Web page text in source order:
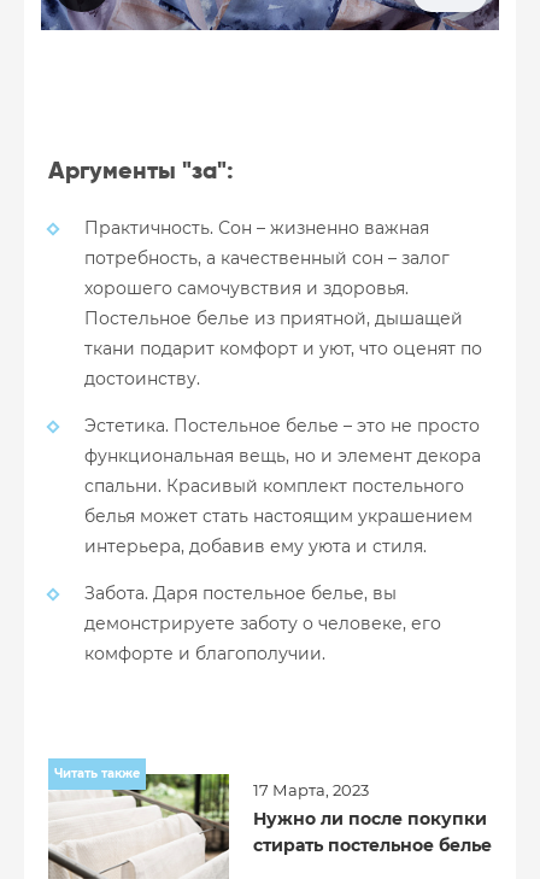
Аргументы "за":
Практичность. Сон – жизненно важная
потребность, а качественный сон – залог
хорошего самочувствия и здоровья.
Постельное белье из приятной, дышащей
ткани подарит комфорт и уют, что оценят по
достоинству.
Эстетика. Постельное белье – это не просто
функциональная вещь, но и элемент декора
спальни. Красивый комплект постельного
белья может стать настоящим украшением
интерьера, добавив ему уюта и стиля.
Забота. Даря постельное белье, вы
демонстрируете заботу о человеке, его
комфорте и благополучии.
Читать также
17 Марта, 2023
Нужно ли после покупки
стирать постельное белье